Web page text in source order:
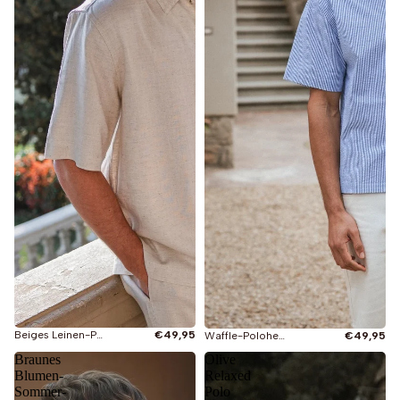
Beiges Leinen-Polohemd €49,95 €49,95
Braunes
Blumen-
Sommer-
Olive
Relaxed
Polo